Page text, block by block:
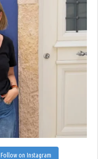
Follow on Instagram